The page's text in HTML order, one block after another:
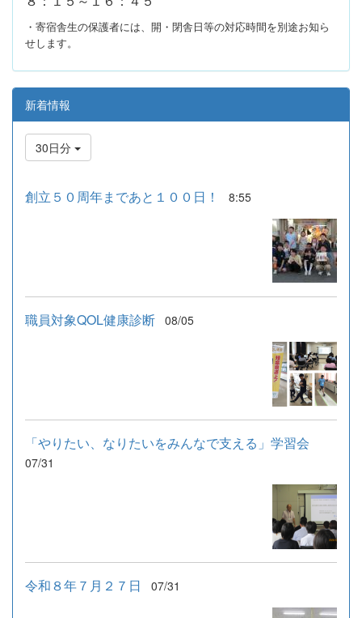
・寄宿舎生の保護者には、開・閉舎日等の対応時間を別途お知ら
せします。
新着情報
30日分
創立５０周年まであと１００日！ 8:55
職員対象QOL健康診断 08/05
「やりたい、なりたいをみんなで支える」学習会
07/31
令和８年７月２７日 07/31